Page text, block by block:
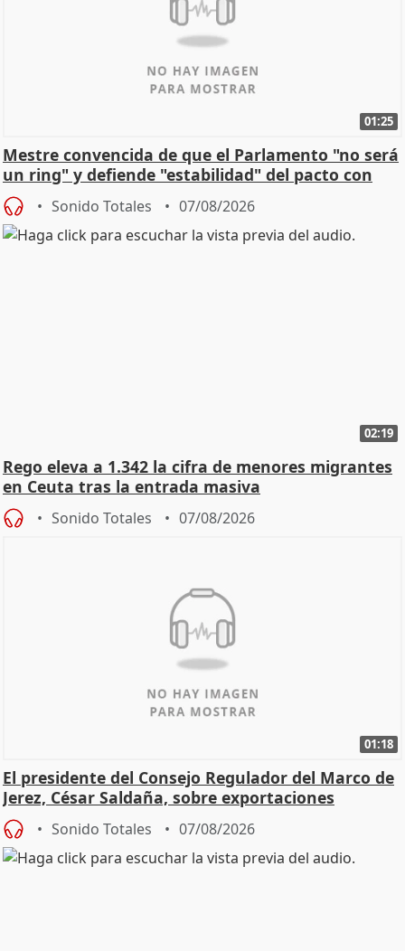
01:25
Mestre convencida de que el Parlamento "no será
un ring" y defiende "estabilidad" del pacto con
Vox
Sonido Totales 07/08/2026
02:19
Rego eleva a 1.342 la cifra de menores migrantes
en Ceuta tras la entrada masiva
Sonido Totales 07/08/2026
01:18
El presidente del Consejo Regulador del Marco de
Jerez, César Saldaña, sobre exportaciones
Sonido Totales 07/08/2026